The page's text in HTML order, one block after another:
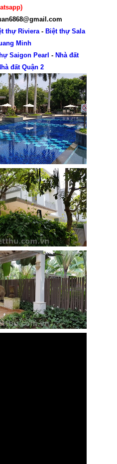
thự Riviera- Biệt thự Sala
Minh
Saigon Pearl - Nhà đất
đất Quận 2